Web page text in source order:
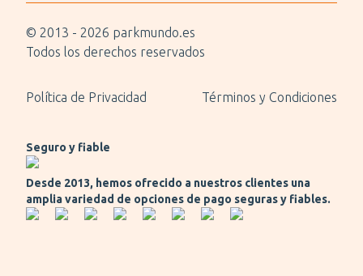
© 2013 - 2026 parkmundo.es
Todos los derechos reservados
Política de Privacidad Términos y Condiciones
Seguro y fiable
Desde 2013, hemos ofrecido a nuestros clientes una
amplia variedad de opciones de pago seguras y fiables.